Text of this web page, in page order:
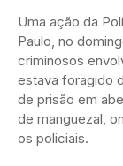
Uma ação da
Paulo, no
criminosos
estava foragido
de prisão em
de manguezal,
os policiais.